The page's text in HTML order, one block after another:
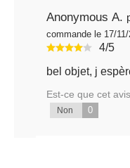
Anonymous A.
commande le 17/11/
4/5
bel objet, j
Est-ce que cet
Non 0